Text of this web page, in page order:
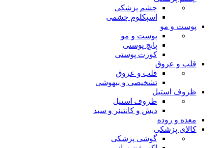
چشم پزشکی
اسپکلوم چشمی
پوست و مو
پوست و مو
پانچ پوستی
کورت پوستی
قلب و عروق
قلب و عروق
تشخیصی و بیهوشی
ظروف استیل
ظروف استیل
دیش و کانتینر و سبد
معده و روده
کالای پزشکی
گوشی پزشکی